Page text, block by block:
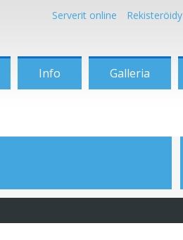
Serverit online Rekisteröidy
Info Galleria